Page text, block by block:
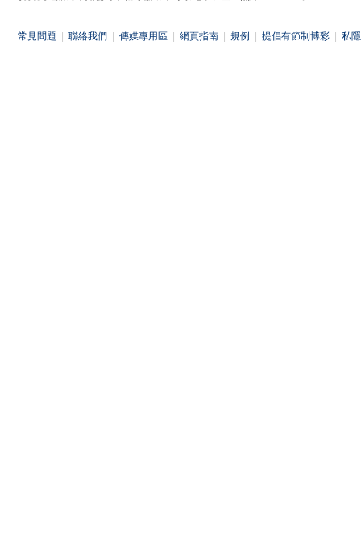
常見問題 聯絡我們 傳媒專用區 網頁指南 規例 提倡有節制博彩 私